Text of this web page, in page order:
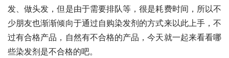
发、做头发，但是由于需要排队等，很是耗费时间，所以不
少朋友也渐渐倾向于通过自购染发剂的方式来以此上手，不
过有合格产品，自然有不合格的产品，今天就一起来看看哪
些染发剂是不合格的吧。